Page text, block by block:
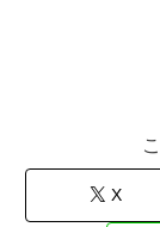
X